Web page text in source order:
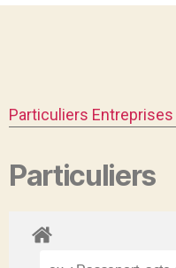
Particuliers Entreprises
Particuliers